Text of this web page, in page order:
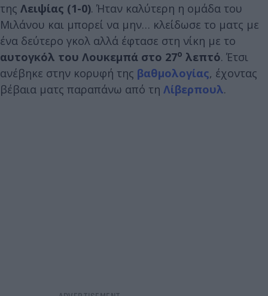
της Λειψίας (1-0). Ήταν καλύτερη η ομάδα του
Μιλάνου και μπορεί να μην… κλείδωσε το ματς με
ένα δεύτερο γκολ αλλά έφτασε στη νίκη με το
αυτογκόλ του Λουκεμπά στο 27ο λεπτό. Έτσι
ανέβηκε στην κορυφή της βαθμολογίας, έχοντας
βέβαια ματς παραπάνω από τη Λίβερπουλ.